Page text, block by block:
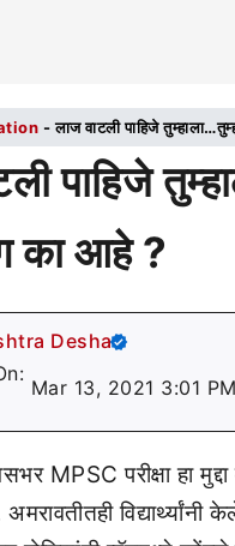
-लाज वाटली पाहिजे
पाहिजे
का आहे ?
Desha
Mar 13, 2021 3:01 PM
MPSC परीक्षा हा